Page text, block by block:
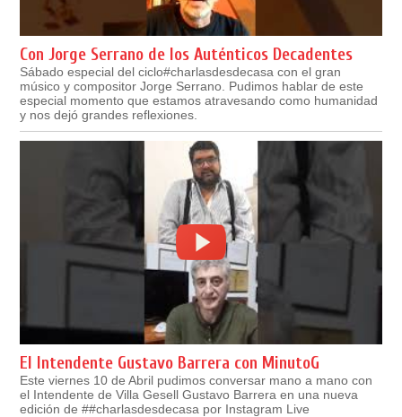
Con Jorge Serrano de los Auténticos Decadentes
Sábado especial del ciclo#charlasdesdecasa con el gran
músico y compositor Jorge Serrano. Pudimos hablar de este
especial momento que estamos atravesando como humanidad
y nos dejó grandes reflexiones.
El Intendente Gustavo Barrera con MinutoG
Este viernes 10 de Abril pudimos conversar mano a mano con
el Intendente de Villa Gesell Gustavo Barrera en una nueva
edición de ##charlasdesdecasa por Instagram Live